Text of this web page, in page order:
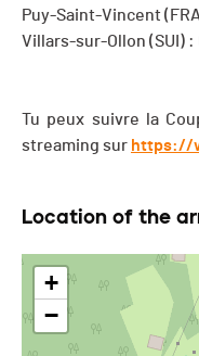
Puy-Saint-Vincent
Villars-sur-Ollon (SUI)
Tu peux suivre la
streaming sur https://
Location of the
+
−